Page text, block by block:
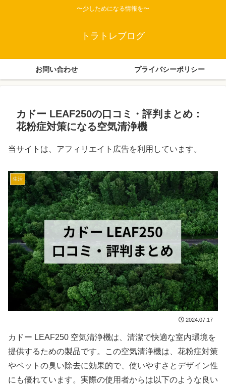
〜少しためになる情報を〜
トラトレブログ
お問い合わせ プライバシーポリシー
カドー LEAF250の口コミ・評判まとめ：
花粉症対策になる空気清浄機
当サイトは、アフィリエイト広告を利用しています。
生活
2024.07.17
カドー LEAF250 空気清浄機は、清潔で快適な室内環境を
提供するための製品です。この空気清浄機は、花粉症対策
やペットの臭い除去に効果的で、使いやすさとデザイン性
にも優れています。実際の使用者からは以下のような良い